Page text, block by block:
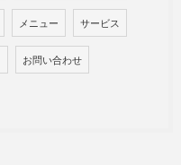
メニュー サービス
お問い合わせ